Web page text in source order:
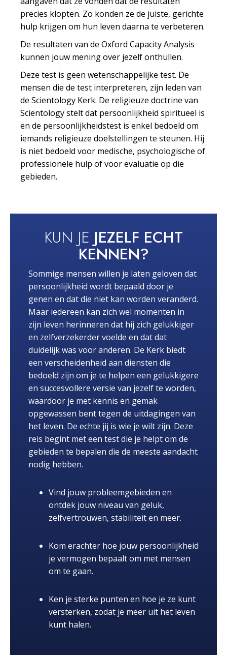
precies klopten. Zo konden ze de juiste, gerichte
hulp krijgen om hun leven daarna te verbeteren.
De resultaten van de Oxford Capacity Analysis
kunnen jouw mening over jezelf onthullen.
Deze test is geen wetenschappelijke test. De
mensen die de test interpreteren, zijn leden van
de Scientology Kerk. De religieuze doctrine van
Scientology stelt dat persoonlijkheid spiritueel is
en de persoonlijkheidstest is enkel bedoeld om
iemands religieuze doelstellingen te steunen. Hij
is niet bedoeld voor medische, psychologische of
professionele hulp of voor evaluatie op die
gebieden.
KUN JE JEZELF ECHT
KENNEN?
Sommige mensen willen je laten geloven dat
persoonlijkheid wordt bepaald door je
genen en dat die niet kan worden veranderd.
Maar iedereen kan zich wel momenten in
zijn leven herinneren dat hij zich gelukkiger
en zelfverzekerder voelde en dat dat
duidelijk was voor anderen. De Kerk biedt
een verscheidenheid aan diensten die
bedoeld zijn om je te helpen een gelukkigere
en succesvollere versie van jezelf te worden,
waardoor je met kennis en gemak
opgewassen bent tegen de uitdagingen van
het leven. De echte jij is wie je wilt zijn. Deze
reis begint met een test die je helpt om de
gebieden te bepalen die de meeste aandacht
nodig hebben.
Vind jouw probleemgebieden en
ontdek jouw niveau van geluk,
zelfvertrouwen, stabiliteit en meer.
Kom erachter hoe jouw persoonlijkheid
je vermogen bepaalt om met mensen
om te gaan.
Ken je sterke punten en hoe je ze kunt
versterken, zodat je meer uit het leven
kunt halen.